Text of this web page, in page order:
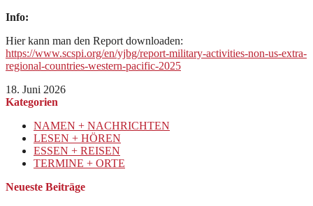
Info:
Hier kann man den Report downloaden:
https://www.scspi.org/en/yjbg/report-military-activities-non-us-extra-
regional-countries-western-pacific-2025
18. Juni 2026
Kategorien
NAMEN + NACHRICHTEN
LESEN + HÖREN
ESSEN + REISEN
TERMINE + ORTE
Neueste Beiträge